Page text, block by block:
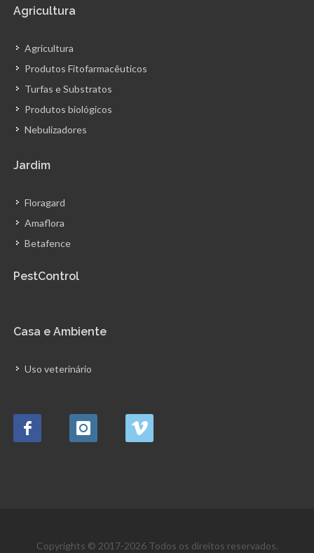
Agricultura
Agricultura
Produtos Fitofarmacêuticos
Turfas e Substratos
Produtos biológicos
Nebulizadores
Jardim
Floragard
Amaflora
Betafence
PestControl
Casa e Ambiente
Uso veterinário
Copyrights © 2017-2026 Todos os direitos reservados.